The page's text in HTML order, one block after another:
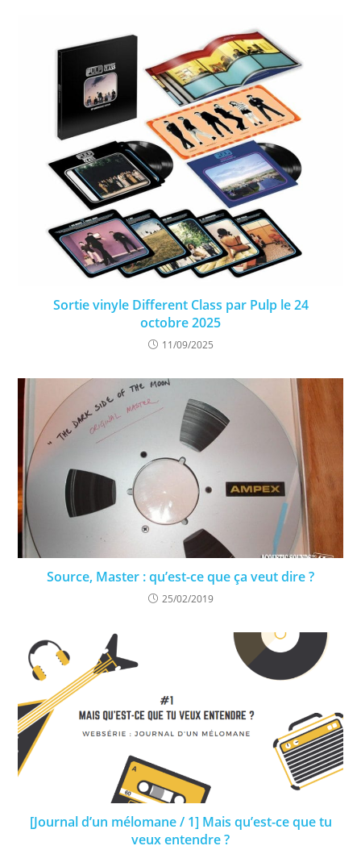
Sortie vinyle Different Class par Pulp le 24
octobre 2025
11/09/2025
Source, Master : qu’est-ce que ça veut dire ?
25/02/2019
[Journal d’un mélomane / 1] Mais qu’est-ce que tu
veux entendre ?